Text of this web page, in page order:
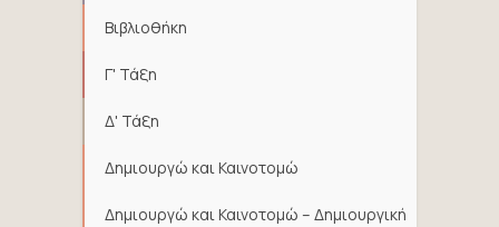
Βιβλιοθήκη
Γ' Τάξη
Δ' Τάξη
Δημιουργώ και Καινοτομώ
Δημιουργώ και Καινοτομώ – Δημιουργική